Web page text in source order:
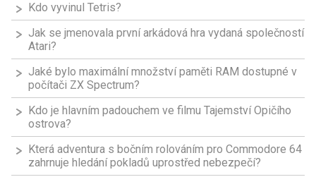
Kdo vyvinul Tetris?
Jak se jmenovala první arkádová hra vydaná společností
Atari?
Jaké bylo maximální množství paměti RAM dostupné v
počítači ZX Spectrum?
Kdo je hlavním padouchem ve filmu Tajemství Opičího
ostrova?
Která adventura s bočním rolováním pro Commodore 64
zahrnuje hledání pokladů uprostřed nebezpečí?